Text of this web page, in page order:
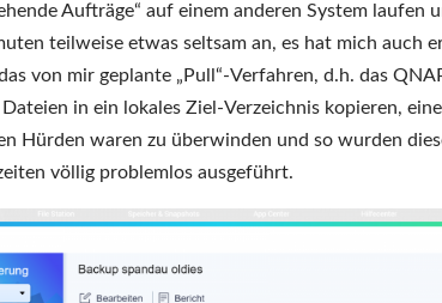
Aufträge“ auf einem anderen System laufen
teilweise etwas seltsam an, es hat mich auch
von mir geplante „Pull“-Verfahren, d.h. das
in ein lokales Ziel-Verzeichnis kopieren,
Hürden waren zu überwinden und so wurden
völlig problemlos ausgeführt.